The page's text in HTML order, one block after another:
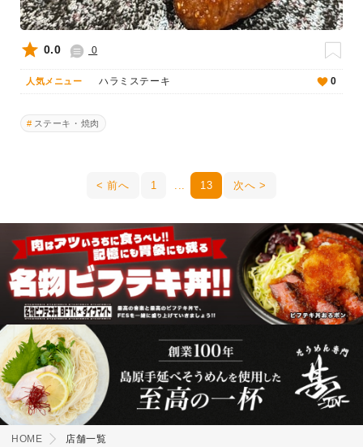
0.0 0
人気メニュー ハラミステーキ 0
ステーキ・焼肉
前へ 1 13 次へ
HOME 店舗一覧